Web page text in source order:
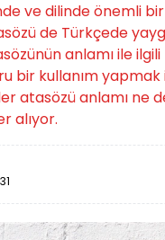
ve dilinde önemli
de Türkçede
anlamı ile
bir kullanım yapmak
atasözü anlamı ne
alıyor.